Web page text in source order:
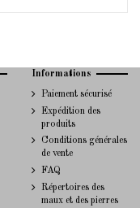
Informations
Paiement sécurisé
Expédition des
produits
Conditions générales
de vente
FAQ
Répertoires des
maux et des pierres